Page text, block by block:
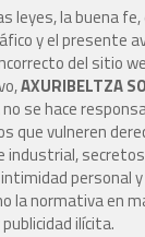
leyes, la buena fe,
y el presente
del sitio
AXURIBELTZA
no se hace
que vulneren
industrial,
personal
la normativa en
ilícita.